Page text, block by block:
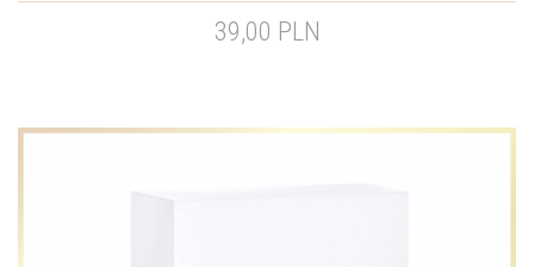
39,00 PLN